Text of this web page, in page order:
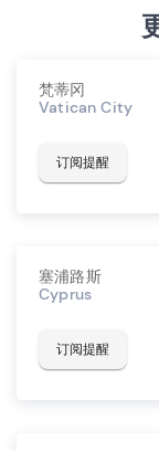
梵蒂冈
Vatican City
订阅提醒
塞浦路斯
Cyprus
订阅提醒